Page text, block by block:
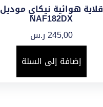
قلاية هوائية نيكاي موديل
NAF182DX
245,00ر.س
إضافة إلى السلة